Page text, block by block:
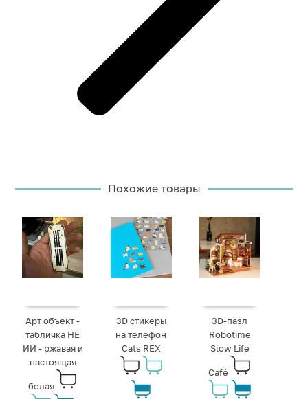
Похожие товары
Арт объект -
табличка НЕ
ИИ - ржавая и
настоящая
белая
3D стикеры
на телефон
Cats REX
3D-пазл
Robotime
Slow Life
Café